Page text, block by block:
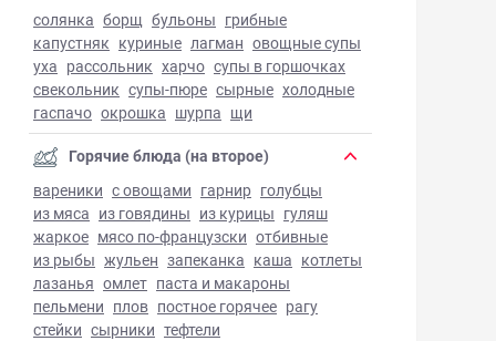
солянка борщ бульоны грибные
капустняк куриные лагман овощные супы
уха рассольник харчо супы в горшочках
свекольник супы-пюре сырные холодные
гаспачо окрошка шурпа щи
Горячие блюда (на второе)
вареники с овощами гарнир голубцы
из мяса из говядины из курицы гуляш
жаркое мясо по-французски отбивные
из рыбы жульен запеканка каша котлеты
лазанья омлет паста и макароны
пельмени плов постное горячее рагу
стейки сырники тефтели